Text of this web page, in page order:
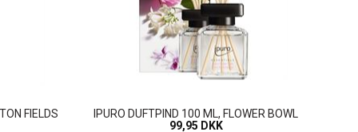
FIELDS
IPURO DUFTPIND 100 ML, FLOWER BOWL
99,95 DKK